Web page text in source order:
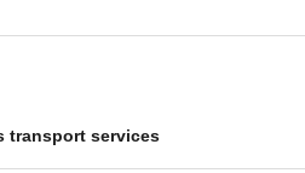
transport services